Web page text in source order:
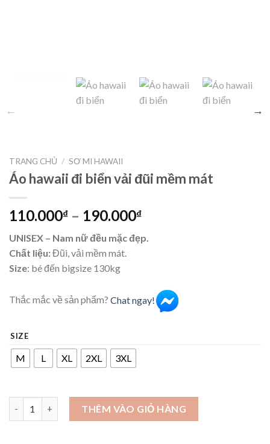
TRANG CHỦ / SƠ MI HAWAII
Áo hawaii đi biển vải đũi mềm mát
110.000₫ – 190.000₫
UNISEX – Nam nữ đều mặc đẹp.
Chất liệu:Đũi, vải mềm mát.
Size: bé đến bigsize 130kg
Thắc mắc về sản phẩm? Chat ngay!
SIZE
M L XL 2XL 3XL
Áo hawaii đi biển vải đũi mềm mát số lượng
THÊM VÀO GIỎ HÀNG